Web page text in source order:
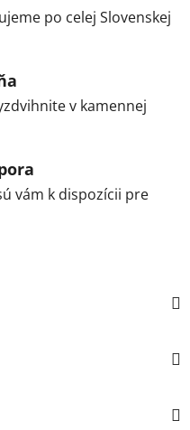
po celej Slovenskej
v kamennej
vám k dispozícii pre